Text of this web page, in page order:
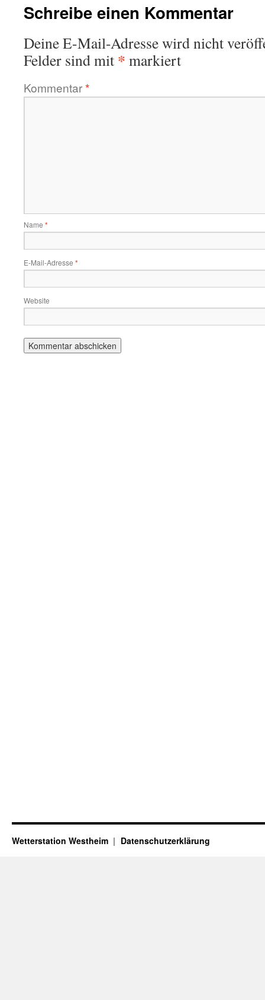
Schreibe einen Kommentar
Deine E-Mail-Adresse wird nicht
Felder sind mit * markiert
Kommentar*
Name *
E-Mail-Adresse *
Website
Wetterstation Westheim Datenschutzerklärung